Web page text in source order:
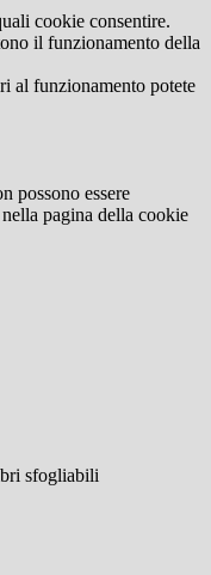
cookie consentire.
il funzionamento della
al funzionamento potete
possono essere
pagina della cookie
sfogliabili